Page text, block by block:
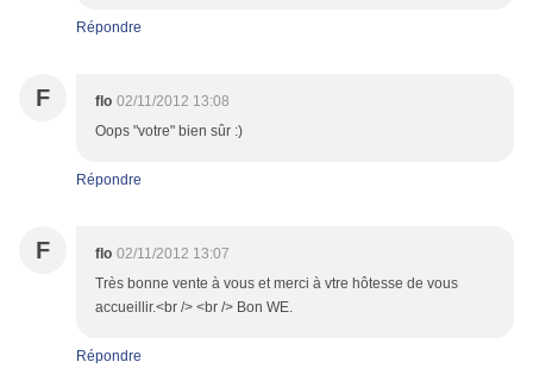
Répondre
F flo 02/11/2012 13:08
Oops "votre" bien sûr :)
Répondre
F flo 02/11/2012 13:07
Très bonne vente à vous et merci à vtre hôtesse de vous
accueillir.<br /> <br /> Bon WE.
Répondre